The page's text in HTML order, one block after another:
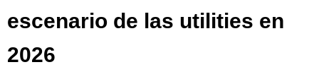
escenario de las utilities en
2026